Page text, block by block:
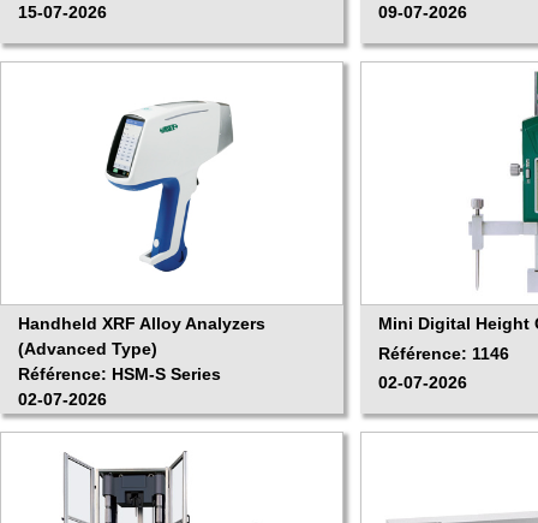
15-07-2026
09-07-2026
Handheld XRF Alloy Analyzers
(Advanced Type)
Référence: HSM-S Series
02-07-2026
Mini Digital Height
Référence: 1146
02-07-2026